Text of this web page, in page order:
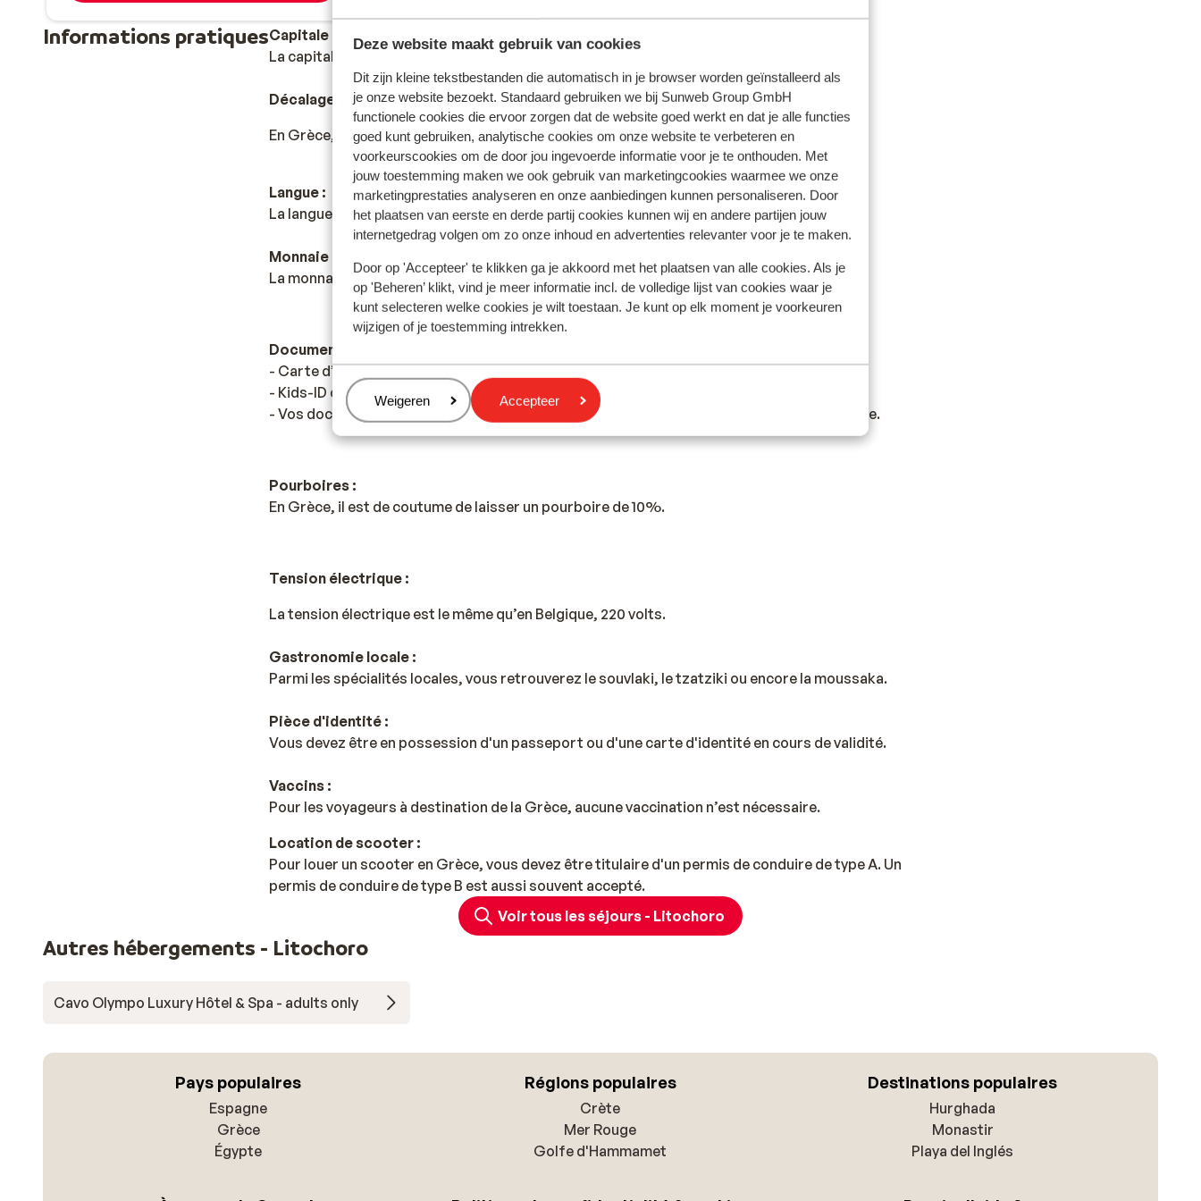
Deze website maakt gebruik van cookies
Dit zijn kleine tekstbestanden die automatisch in je browser worden geïnstalleerd als
je onze website bezoekt. Standaard gebruiken we bij Sunweb Group GmbH
functionele cookies die ervoor zorgen dat de website goed werkt en dat je alle functies
goed kunt gebruiken, analytische cookies om onze website te verbeteren en
voorkeurscookies om de door jou ingevoerde informatie voor je te onthouden. Met
jouw toestemming maken we ook gebruik van marketingcookies waarmee we onze
marketingprestaties analyseren en onze aanbiedingen kunnen personaliseren. Door
het plaatsen van eerste en derde partij cookies kunnen wij en andere partijen jouw
internetgedrag volgen om zo onze inhoud en advertenties relevanter voor je te maken.
Door op 'Accepteer' te klikken ga je akkoord met het plaatsen van alle cookies. Als je
op 'Beheren’ klikt, vind je meer informatie incl. de volledige lijst van cookies waar je
kunt selecteren welke cookies je wilt toestaan. Je kunt op elk moment je voorkeuren
wijzigen of je toestemming intrekken.
Beheren
Weigeren Accepteer
Informations pratiquesCapitale :
La capitale est Athènes.
Décalage horaire :
En Grèce, comptez une heure de plus par rapport à la Belgique.
Langue :
La langue officielle est le grec. L’anglais et l’allemand sont aussi compris.
Monnaie :
La monnaie officielle est l'euro.
Documents de voyage :
- Carte d’identité belge ou passeport international belge.
- Kids-ID obligatoire pour les enfants de moins de 12 ans.
- Vos documents de voyage doivent être valables durant toute la durée du voyage en Grèce.
Pourboires :
En Grèce, il est de coutume de laisser un pourboire de 10%.
Tension électrique :
La tension électrique est le même qu’en Belgique, 220 volts.
Gastronomie locale :
Parmi les spécialités locales, vous retrouverez le souvlaki, le tzatziki ou encore la moussaka.
Pièce d'identité :
Vous devez être en possession d'un passeport ou d'une carte d'identité en cours de validité.
Vaccins :
Pour les voyageurs à destination de la Grèce, aucune vaccination n’est nécessaire.
Location de scooter :
Pour louer un scooter en Grèce, vous devez être titulaire d'un permis de conduire de type A. Un
permis de conduire de type B est aussi souvent accepté.
Voir tous les séjours - Litochoro
Autres hébergements - Litochoro
Cavo Olympo Luxury Hôtel & Spa - adults only
Pays populaires
Espagne
Grèce
Égypte
Régions populaires
Crète
Mer Rouge
Golfe d'Hammamet
Destinations populaires
Hurghada
Monastir
Playa del Inglés